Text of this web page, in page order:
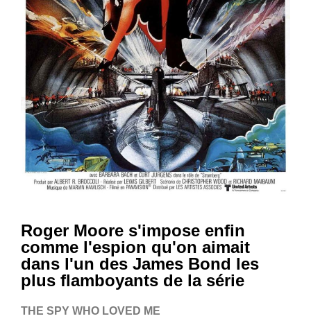
Roger Moore s'impose enfin
comme l'espion qu'on aimait
dans l'un des James Bond les
plus flamboyants de la série
THE SPY WHO LOVED ME